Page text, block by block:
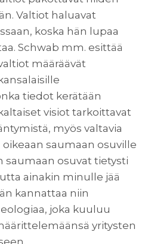
Valtiot haluavat
koska hän lupaa
Schwab mm. esittää
määräävät
tiedot kerätään
visiot tarkoittavat
myös valtavia
saumaan osuville
saumaan osuvat tietysti
ainakin minulle jää
kannattaa niin
joka kuuluu
yritysten